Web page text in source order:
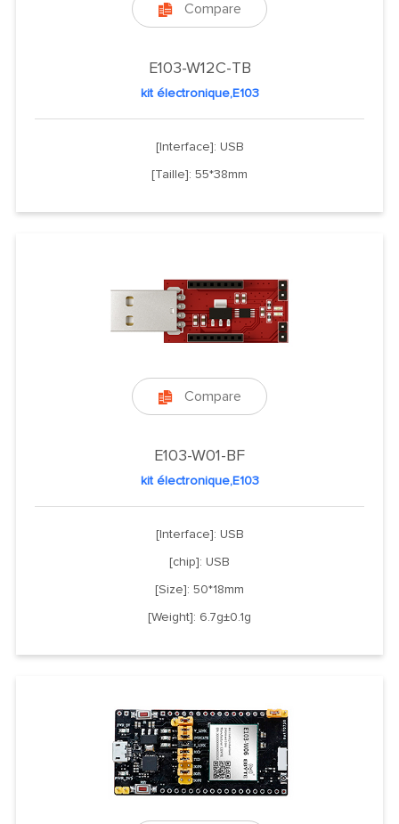
 Compare
E103-W12C-TB
kit électronique,E103
[Interface]: USB
[Taille]: 55*38mm
 Compare
E103-W01-BF
kit électronique,E103
[Interface]: USB
[chip]: USB
[Size]: 50*18mm
[Weight]: 6.7g±0.1g